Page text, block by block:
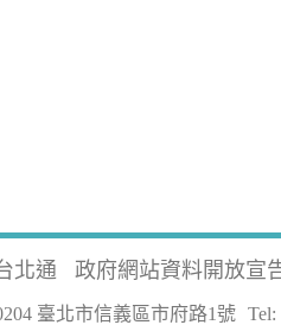
北通 政府網站資料開放宣
臺北市信義區市府路1號
Tel: